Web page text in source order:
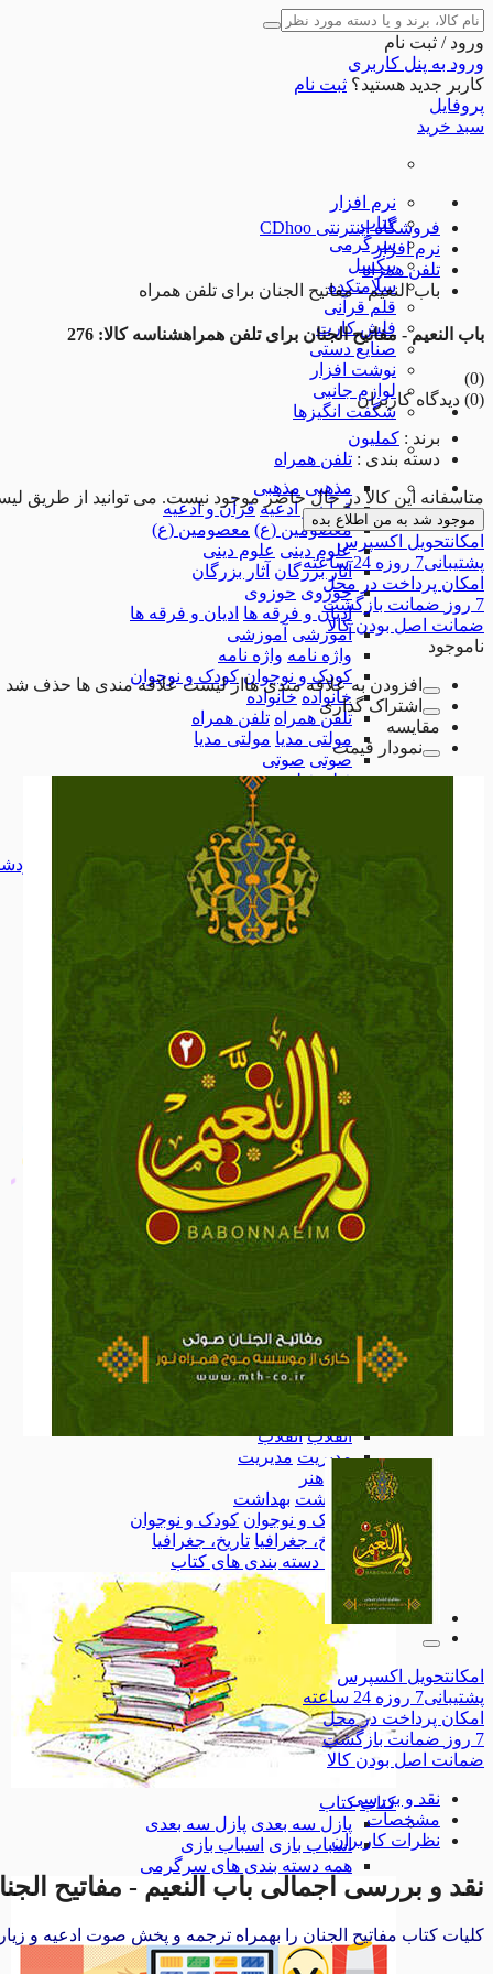
ورود / ثبت نام
ورود به پنل کاربری
کاربر جدید هستید؟ ثبت نام
پروفایل
سبد خرید
نرم افزار
کتاب
سرگرمی
پیکسل
سلامتکده
قلم قرآنی
فلش کارت
صنایع دستی
نوشت افزار
لوازم جانبی
شگفت انگیزها
مذهبی مذهبی
قرآن و ادعیه قرآن و ادعیه
معصومین (ع) معصومین (ع)
علوم دینی علوم دینی
آثار بزرگان آثار بزرگان
حوزوی حوزوی
ادیان و فرقه ها ادیان و فرقه ها
آموزشی آموزشی
واژه نامه واژه نامه
کودک و نوجوان کودک و نوجوان
خانواده خانواده
تلفن همراه تلفن همراه
مولتی مدیا مولتی مدیا
صوتی صوتی
فیلم فیلم
علوم اجتماعی علوم اجتماعی
ادب و هنر
سیاسی اجتماعی سیاسی اجتماعی
تاریخ، جغرافیا و گردشگری
تاریخ، جغرافیا و
کاربردی کاربردی
همه دسته بندی های نرم افزار
نرم افزار نرم افزار
مذهبی مذهبی
ادبیات ادبیات
تربیتی
تربیتی
سواد رسانه سواد رسانه
مهارت های زندگی مهارت های زندگی
آموزشی آموزشی
داستان و رمان
داستان و رمان
انقلاب انقلاب
مدیریت مدیریت
هنر
بهداشت بهداشت
کودک و نوجوان کودک و نوجوان
تاریخ، جغرافیا تاریخ، جغرافیا
همه دسته بندی های کتاب
کتاب کتاب
پازل سه بعدی پازل سه بعدی
اسباب بازی اسباب بازی
همه دسته بندی های سرگرمی
فروشگاه اینترنتی CDhoo
نرم افزار
تلفن همراه
باب النعیم - مفاتیح الجنان برای تلفن همراه
باب النعیم - مفاتیح الجنان برای تلفن همراهشناسه کالا: 276
(0)
(0) دیدگاه کاربران
برند : کملیون
دسته بندی : تلفن همراه
متاسفانه این کالا در حال حاضر موجود نیست. می توانید از طریق
موجود شد به من اطلاع بده
امکانتحویل اکسپرس
پشتیبانی7 روزه 24 ساعته
امکان پرداخت در محل
7 روز
ضمانت بازگشت
ضمانت اصل بودن کالا
ناموجود
افزودن به علاقه مندی ها از لیست علاقه مندی ها حذف شد
اشتراک گذاری
مقایسه
نمودار قیمت
امکانتحویل اکسپرس
پشتیبانی7 روزه 24 ساعته
امکان پرداخت در محل
7 روز
ضمانت بازگشت
ضمانت اصل بودن کالا
نقد و بررسی
مشخصات
نظرات کاربران
نقد و بررسی اجمالی باب النعیم - مفاتیح
کلیات کتاب مفاتیح الجنان را بهمراه ترجمه و پخش صوت ادعیه و